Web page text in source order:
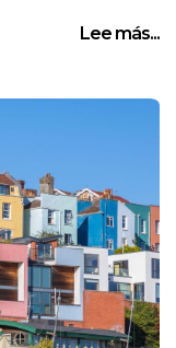
Lee más...